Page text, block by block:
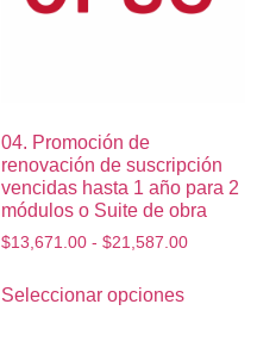
04. Promoción de
renovación de suscripción
vencidas hasta 1 año para 2
módulos o Suite de obra
$13,671.00 - $21,587.00
Seleccionar opciones